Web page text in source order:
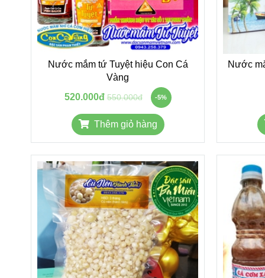
Nước mắm tứ Tuyệt hiệu Con Cá
Vàng
520.000đ 550.000đ -5%
Thêm giỏ hàng
Nước